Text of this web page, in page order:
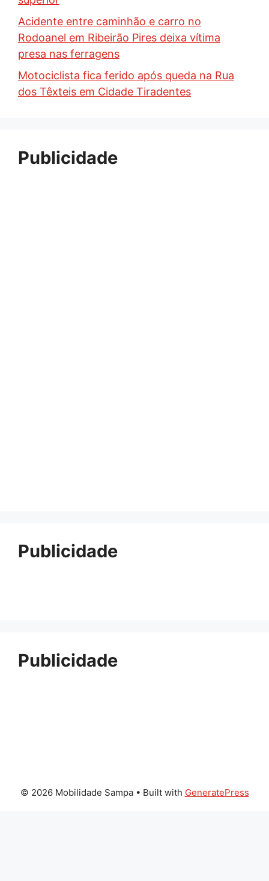
Acidente entre caminhão e carro no
Rodoanel em Ribeirão Pires deixa vítima
presa nas ferragens
Motociclista fica ferido após queda na Rua
dos Têxteis em Cidade Tiradentes
Publicidade
Publicidade
Publicidade
© 2026 Mobilidade Sampa• Built with GeneratePress